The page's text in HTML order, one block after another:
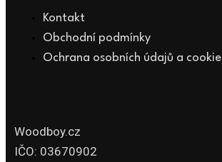
Kontakt
Obchodní podmínky
Ochrana osobních údajů a cookie
Woodboy.cz
IČO: 03670902